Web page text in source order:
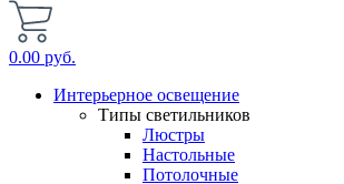
0.00 руб.
Интерьерное освещение
Типы светильников
Люстры
Настольные
Потолочные